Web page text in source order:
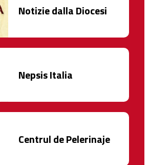
Notizie dalla Diocesi
Nepsis Italia
Centrul de Pelerinaje